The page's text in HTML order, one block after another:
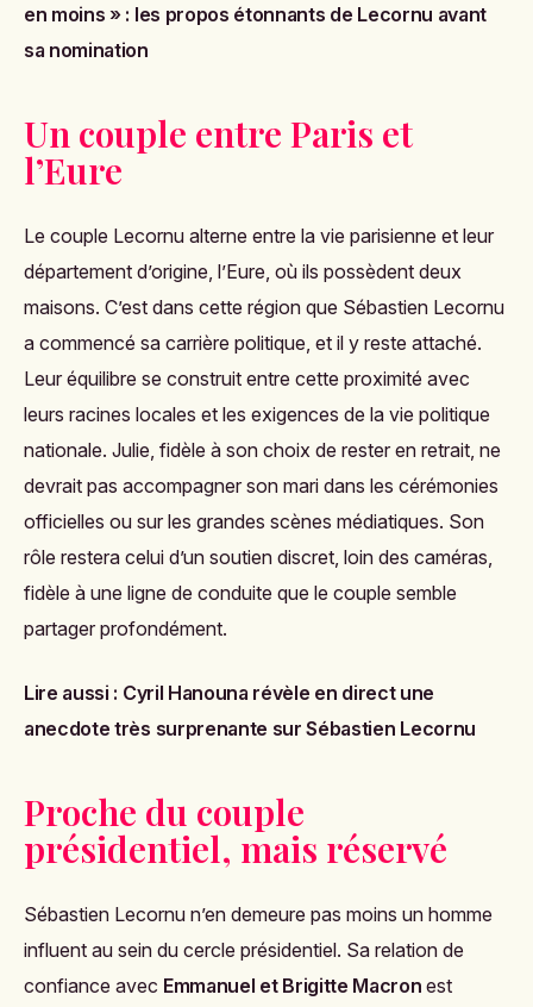
en moins » : les propos étonnants de Lecornu avant
sa nomination
Un couple entre Paris et
l’Eure
Le couple Lecornu alterne entre la vie parisienne et leur
département d’origine, l’Eure, où ils possèdent deux
maisons. C’est dans cette région que Sébastien Lecornu
a commencé sa carrière politique, et il y reste attaché.
Leur équilibre se construit entre cette proximité avec
leurs racines locales et les exigences de la vie politique
nationale. Julie, fidèle à son choix de rester en retrait, ne
devrait pas accompagner son mari dans les cérémonies
officielles ou sur les grandes scènes médiatiques. Son
rôle restera celui d’un soutien discret, loin des caméras,
fidèle à une ligne de conduite que le couple semble
partager profondément.
Lire aussi : Cyril Hanouna révèle en direct une
anecdote très surprenante sur Sébastien Lecornu
Proche du couple
présidentiel, mais réservé
Sébastien Lecornu n’en demeure pas moins un homme
influent au sein du cercle présidentiel. Sa relation de
confiance avec Emmanuel et Brigitte Macron est